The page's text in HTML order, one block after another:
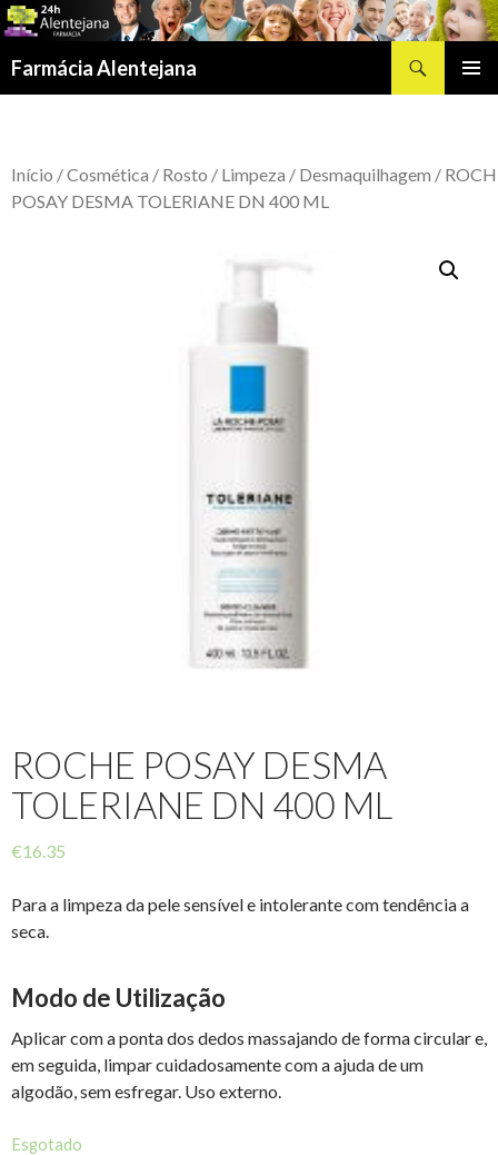
Farmácia Alentejana
Início /Cosmética / Rosto / Limpeza / Desmaquilhagem /
POSAY DESMA TOLERIANE DN 400 ML
ROCHE POSAY DESMA
TOLERIANE DN 400 ML
€16.35
Para a limpeza da pele sensível e intolerante com tendência a
seca.
Modo de Utilização
Aplicar com a ponta dos dedos massajando de forma circular e,
em seguida, limpar cuidadosamente com a ajuda de um
algodão, sem esfregar. Uso externo.
Esgotado